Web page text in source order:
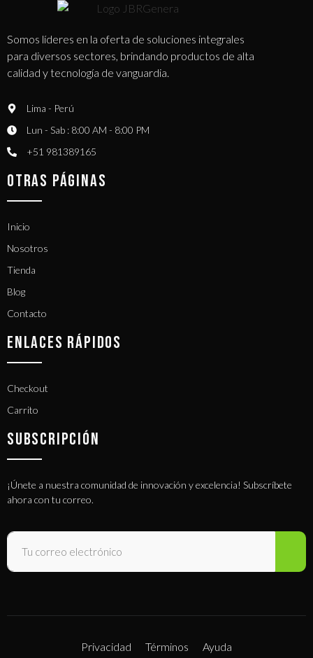
Somos líderes en la oferta de soluciones integrales
para diversos sectores, brindando productos de alta
calidad y tecnología de vanguardia.
Lima - Perú
Lun - Sab : 8:00 AM - 8:00 PM
+51 981389165​
OTRAS PÁGINAS
Inicio
Nosotros
Tienda
Blog
Contacto
ENLACES RÁPIDOS
Checkout
Carrito
SUBSCRIPCIÓN
¡Únete a nuestra comunidad de innovación y excelencia! Subscríbete
ahora con tu correo.
Privacidad Términos Ayuda